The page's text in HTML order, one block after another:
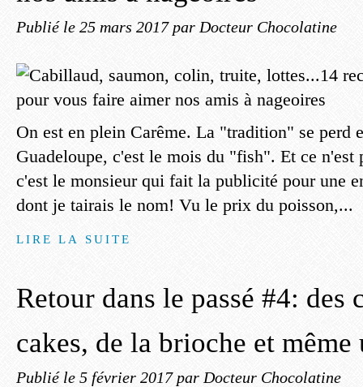
Publié le 25 mars 2017 par Docteur Chocolatine
On est en plein Carême. La "tradition" se perd
Guadeloupe, c'est le mois du "fish". Et ce n'est
c'est le monsieur qui fait la publicité pour une
dont je tairais le nom! Vu le prix du poisson,...
LIRE LA SUITE
Retour dans le passé #4: des
cakes, de la brioche et même
Publié le 5 février 2017 par Docteur Chocolatine